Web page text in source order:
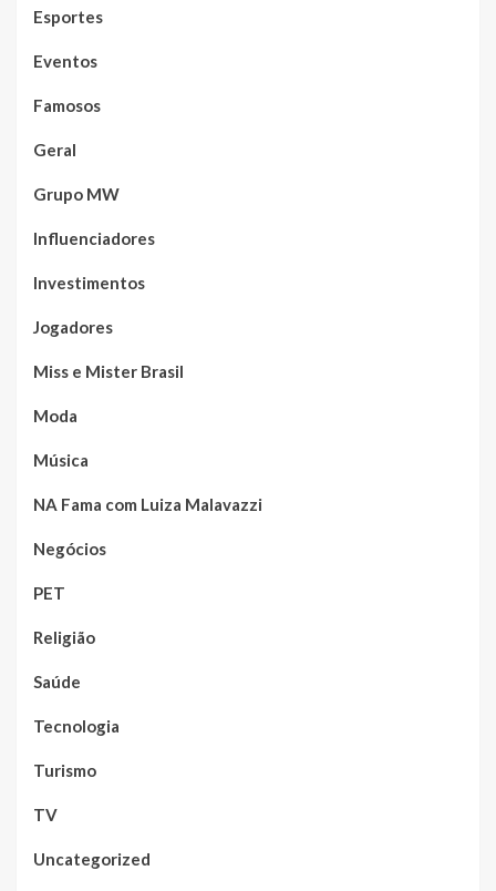
Esportes
Eventos
Famosos
Geral
Grupo MW
Influenciadores
Investimentos
Jogadores
Miss e Mister Brasil
Moda
Música
NA Fama com Luiza Malavazzi
Negócios
PET
Religião
Saúde
Tecnologia
Turismo
TV
Uncategorized